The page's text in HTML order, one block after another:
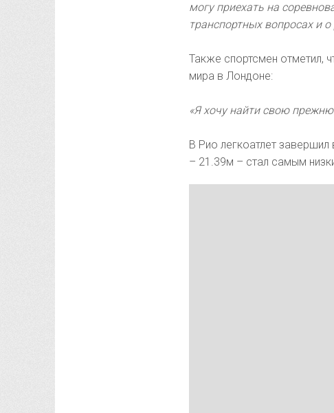
могу приехать на
транспортных вопросах и
Также спортсмен отметил,
мира в Лондоне:
«Я хочу найти свою
В Рио легкоатлет завершил
– 21.39м – стал самым